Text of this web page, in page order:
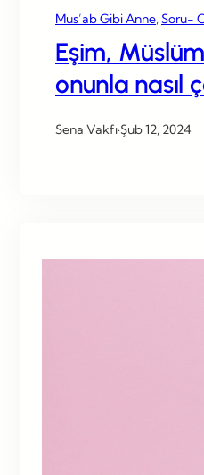
Mus’ab Gibi Anne, Soru-
Eşim,
onunla nasıl
Sena Vakfı·Şub 12, 2024